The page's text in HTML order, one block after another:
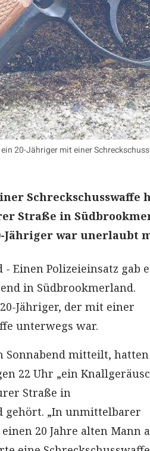
20-Jähriger mit einer
Schreckschusswaffe
Straße in
Jähriger war unerlaubt
Einen Polizeieinsatz gab
in Südbrookmerland.
Jähriger, der mit einer
unterwegs war.
Sonnabend mitteilt, hatten
22 Uhr „ein
Straße in
gehört. „In unmittelbarer
20 Jahre alten Mann